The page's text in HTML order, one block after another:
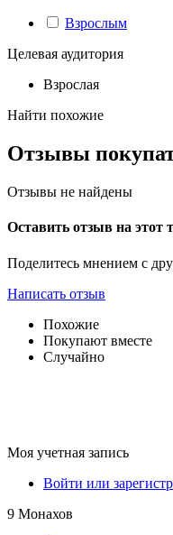
Взрослым
Целевая аудитория
Взрослая
Найти похожие
Отзывы
Отзывы не найдены
Оставить отзыв на этот
Поделитесь мнением с
Написать отзыв
Похожие
Покупают вместе
Случайно
Моя учетная запись
Войти или
9 Монахов